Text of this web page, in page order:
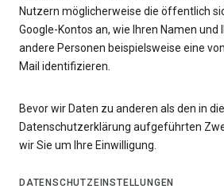
Nutzern möglicherweise die öffentlich
Google-Kontos an, wie Ihren Namen und
andere Personen beispielsweise eine
Mail identifizieren.
Bevor wir Daten zu anderen als den in
Datenschutzerklärung aufgeführten
wir Sie um Ihre Einwilligung.
DATENSCHUTZEINSTELLUNGEN